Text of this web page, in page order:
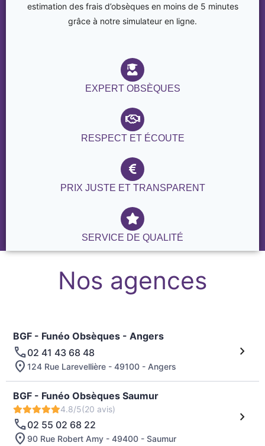
estimation des frais d’obsèques en moins de 5 minutes
grâce à notre simulateur en ligne.
EXPERT OBSÈQUES
RESPECT ET ÉCOUTE
PRIX JUSTE ET TRANSPARENT
SERVICE DE QUALITÉ
Nos agences
BGF - Funéo Obsèques - Angers
02 41 43 68 48
124 Rue Larevellière - 49100 - Angers
BGF - Funéo Obsèques Saumur
4.8/5(20 avis)
02 55 02 68 22
90 Rue Robert Amy - 49400 - Saumur